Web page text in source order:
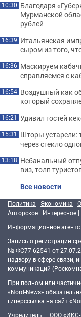
10:30 Благодаря
Мурманской
рублей
16:39 Итальянская
сыром из того,
16:36 Маскируем
справляемся с
16:54 Воздушный как
который
16:21 Удивил гостей
15:31 Шторы устарели:
через стекло
13:18 Небанальный
виз, толп
Все новости
Политика | Экономика |
Авторское | Интересное |
Информационное
Запись о регистрации
№ ФС77-62541 от
надзору в сфере связи,
коммуникаций
При полном или
«Nord-News»
гиперссылка на сайт
Учредитель — ООО